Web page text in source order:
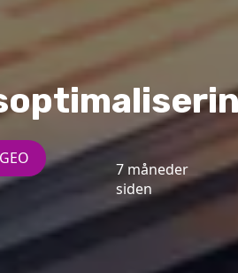
GEO
7 måneder
siden